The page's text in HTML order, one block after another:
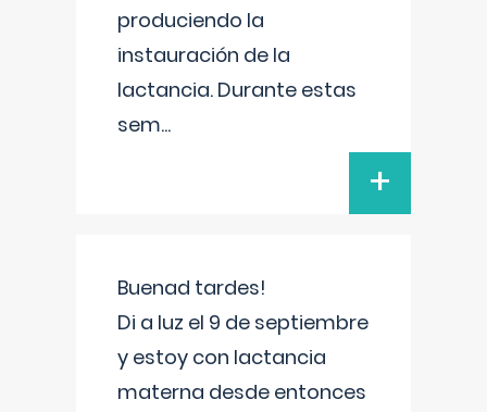
produciendo la
instauración de la
lactancia. Durante estas
sem...
+
Buenad tardes!
Di a luz el 9 de septiembre
y estoy con lactancia
materna desde entonces